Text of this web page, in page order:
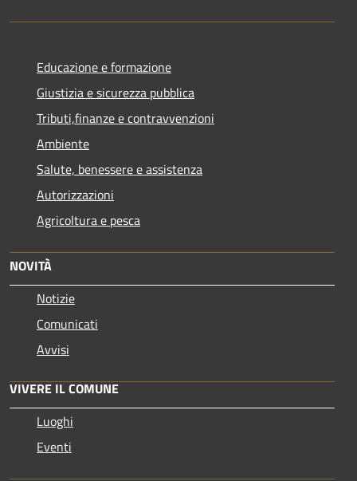
Educazione e formazione
Giustizia e sicurezza pubblica
Tributi,finanze e contravvenzioni
Ambiente
Salute, benessere e assistenza
Autorizzazioni
Agricoltura e pesca
NOVITÀ
Notizie
Comunicati
Avvisi
VIVERE IL COMUNE
Luoghi
Eventi